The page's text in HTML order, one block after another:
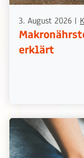
3. August 2026 |
erklärt